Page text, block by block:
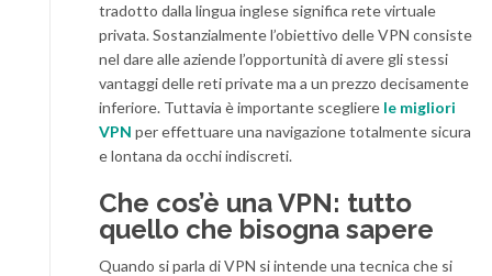
tradotto dalla lingua inglese significa rete virtuale
privata. Sostanzialmente l’obiettivo delle VPN consiste
nel dare alle aziende l’opportunità di avere gli stessi
vantaggi delle reti private ma a un prezzo decisamente
inferiore. Tuttavia è importante scegliere le migliori
VPN per effettuare una navigazione totalmente sicura
e lontana da occhi indiscreti.
Che cos’è una VPN: tutto
quello che bisogna sapere
Quando si parla di VPN si intende una tecnica che si